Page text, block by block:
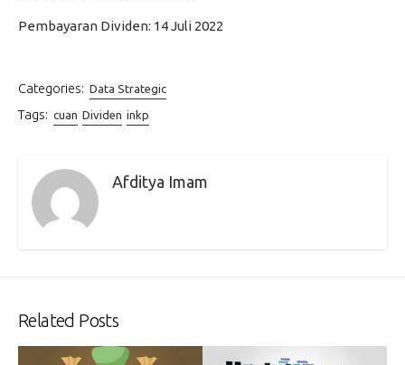
Pembayaran Dividen: 14 Juli 2022
Categories: Data Strategic
Tags: cuan Dividen inkp
Afditya Imam
Related Posts